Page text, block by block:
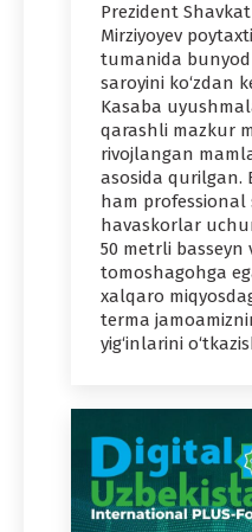
Prezident Shavkat
Mirziyoyev
tumanida
saroyini ko‘zdan
Kasaba
qarashli mazkur
rivojlangan
asosida qurilgan.
ham
havaskorlar
50 metrli basseyn
tomoshagohga
xalqaro
terma
yig‘inlarini